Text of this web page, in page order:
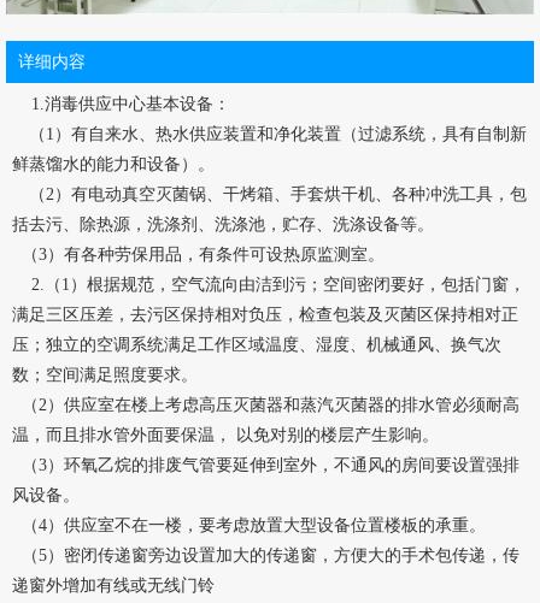
详细内容
1.消毒供应中心基本设备：
（1）有自来水、热水供应装置和净化装置（过滤系统，具有自制新
鲜蒸馏水的能力和设备）。
（2）有电动真空灭菌锅、干烤箱、手套烘干机、各种冲洗工具，包
括去污、除热源，洗涤剂、洗涤池，贮存、洗涤设备等。
（3）有各种劳保用品，有条件可设热原监测室。
2.（1）根据规范，空气流向由洁到污；空间密闭要好，包括门窗，
满足三区压差，去污区保持相对负压，检查包装及灭菌区保持相对正
压；独立的空调系统满足工作区域温度、湿度、机械通风、换气次
数；空间满足照度要求。
（2）供应室在楼上考虑高压灭菌器和蒸汽灭菌器的排水管必须耐高
温，而且排水管外面要保温， 以免对别的楼层产生影响。
（3）环氧乙烷的排废气管要延伸到室外，不通风的房间要设置强排
风设备。
（4）供应室不在一楼，要考虑放置大型设备位置楼板的承重。
（5）密闭传递窗旁边设置加大的传递窗，方便大的手术包传递，传
递窗外增加有线或无线门铃